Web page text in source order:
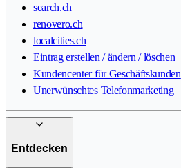
search.ch
renovero.ch
localcities.ch
Eintrag erstellen / ändern / löschen
Kundencenter für Geschäftskunden
Unerwünschtes Telefonmarketing
Entdecken